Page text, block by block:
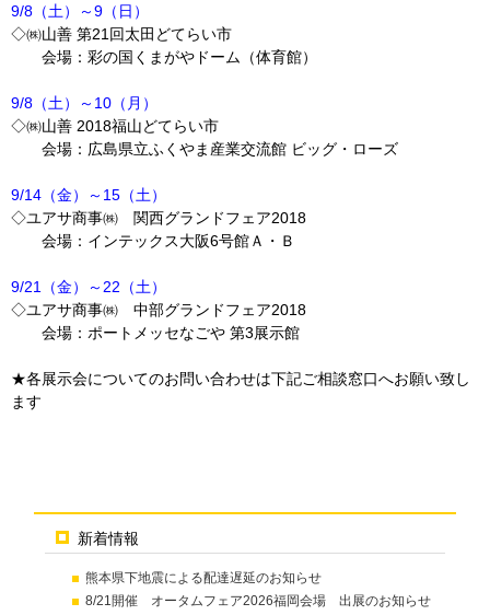
新着情報
熊本県下地震による配達遅延のお知らせ
8/21開催 オータムフェア2026福岡会場 出展のお知らせ
9/8（土）～9（日）
◇㈱山善 第21回太田どてらい市
会場：彩の国くまがやドーム（体育館）
9/8（土）～10（月）
◇㈱山善 2018福山どてらい市
会場：広島県立ふくやま産業交流館 ビッグ・ローズ
9/14（金）～15（土）
◇ユアサ商事㈱ 関西グランドフェア2018
会場：インテックス大阪6号館Ａ・Ｂ
9/21（金）～22（土）
◇ユアサ商事㈱ 中部グランドフェア2018
会場：ポートメッセなごや 第3展示館
★各展示会についてのお問い合わせは下記ご相談窓口へお願い致し
ます